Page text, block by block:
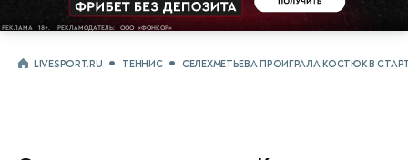
LIVESPORT.RU ТЕННИС СЕЛЕХМЕТЬЕВА ПРОИГРАЛА КОСТЮК В